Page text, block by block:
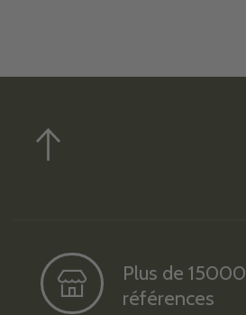
Plus de 15000
références